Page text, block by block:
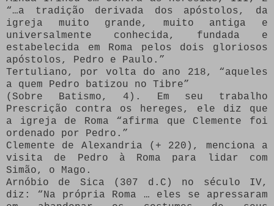
“…a tradição derivada dos apóstolos, da
igreja muito grande, muito antiga e
universalmente conhecida, fundada e
estabelecida em Roma pelos dois gloriosos
apóstolos, Pedro e Paulo.”
Tertuliano, por volta do ano 218, “aqueles
a quem Pedro batizou no Tibre”
(Sobre Batismo, 4). Em seu trabalho
Prescrição contra os hereges, ele diz que
a igreja de Roma “afirma que Clemente foi
ordenado por Pedro.”
Clemente de Alexandria (+ 220), menciona a
visita de Pedro à Roma para lidar com
Simão, o Mago.
Arnóbio de Sica (307 d.C) no século IV,
diz: “Na própria Roma … eles se apressaram